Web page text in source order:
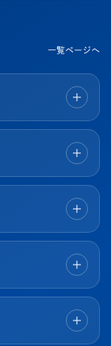
一覧ページへ